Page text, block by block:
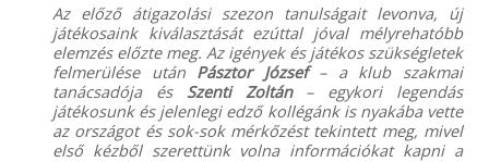
Az előző átigazolási szezon tanulságait levonva, új
játékosaink kiválasztását ezúttal jóval mélyrehatóbb
elemzés előzte meg. Az igények és játékos szükségletek
felmerülése után Pásztor József– a klub szakmai
tanácsadója és Szenti Zoltán– egykori legendás
játékosunk és jelenlegi edző kollégánk is nyakába vette
az országot és sok-sok mérkőzést tekintett meg, mivel
első kézből szerettünk volna információkat kapni a